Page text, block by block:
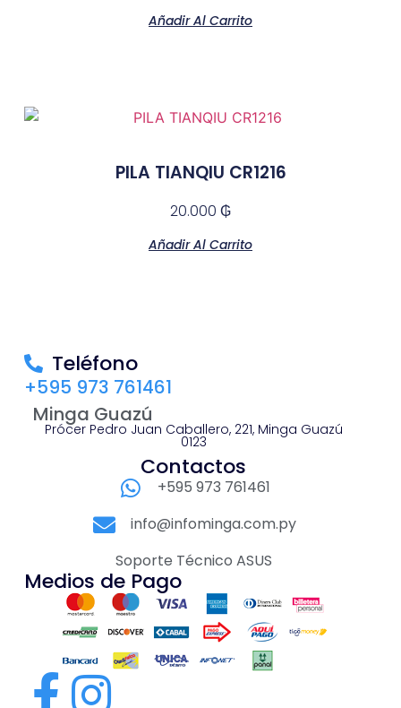
Añadir Al Carrito
PILA TIANQIU CR1216
20.000 ₲
Añadir Al Carrito
Teléfono
+595 973 761461
Minga Guazú
Prócer Pedro Juan Caballero, 221, Minga Guazú
0123
Contactos
+595 973 761461
info@infominga.com.py
Soporte Técnico ASUS
Medios de Pago